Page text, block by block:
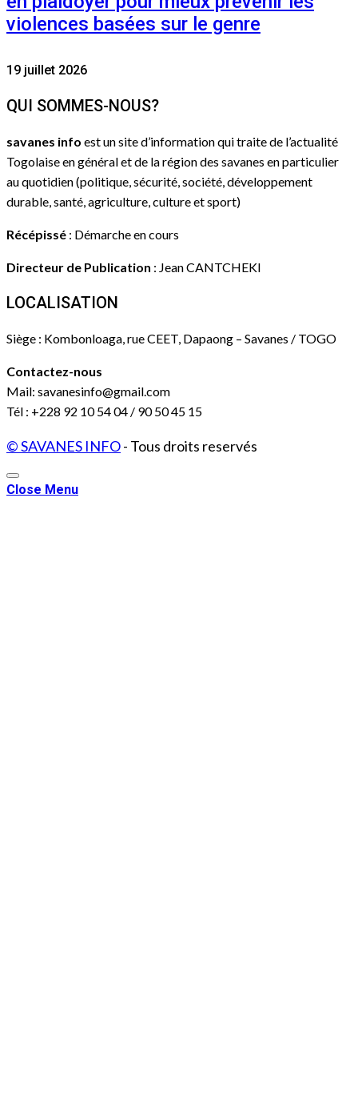
violences basées sur le genre
19 juillet 2026
QUI SOMMES-NOUS?
savanes info est un site d’information qui traite de l’actualité
Togolaise en général et de la région des savanes en particulier
au quotidien (politique, sécurité, société, développement
durable, santé, agriculture, culture et sport)
Récépissé : Démarche en cours
Directeur de Publication : Jean CANTCHEKI
LOCALISATION
Siège : Kombonloaga, rue CEET, Dapaong – Savanes / TOGO
Contactez-nous
Mail: savanesinfo@gmail.com
Tél : +228 92 10 54 04 / 90 50 45 15
© SAVANES INFO- Tous droits reservés
Close Menu